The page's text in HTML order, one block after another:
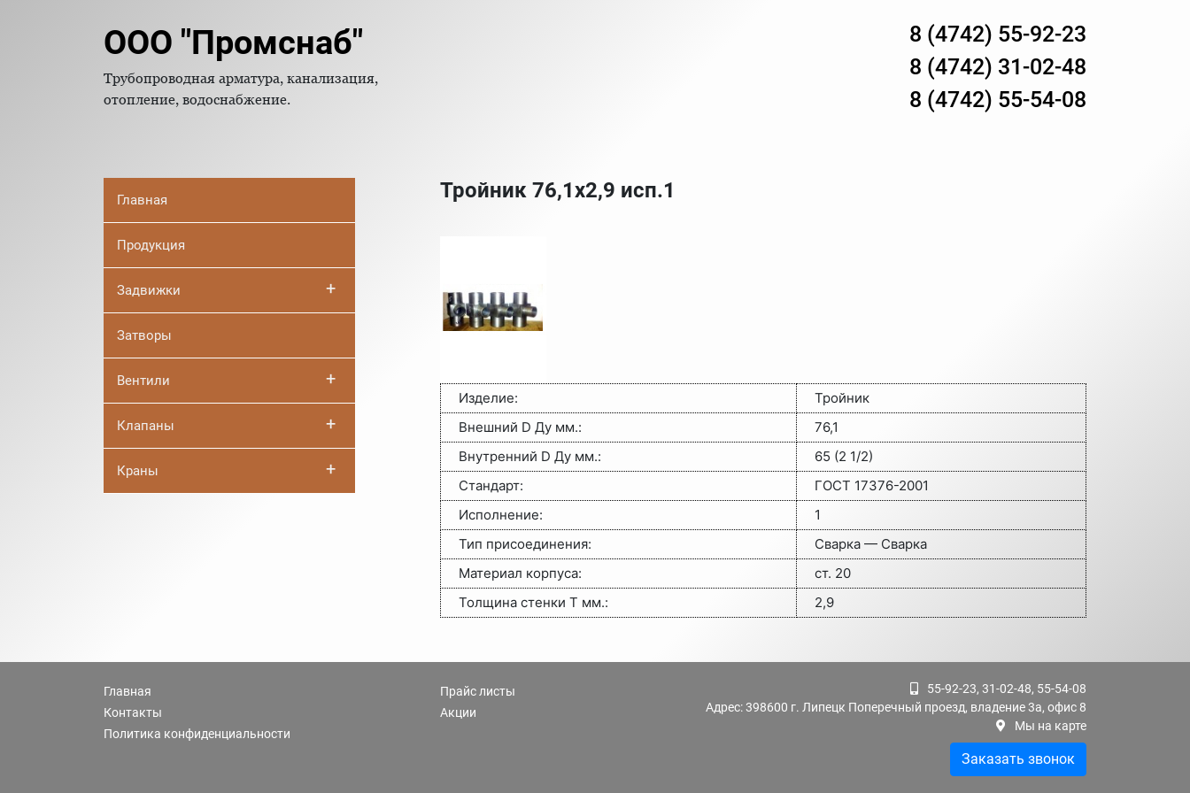
ООО "Промснаб"
Трубопроводная арматура, канализация,
отопление, водоснабжение.
8 (4742) 55-92-23
8 (4742) 31-02-48
8 (4742) 55-54-08
Главная
Продукция
Задвижки +
Затворы
Вентили +
Клапаны +
Краны +
Тройник 76,1х2,9 исп.1
Изделие:
Тройник
Внешний D Ду мм.:
76,1
Внутренний D Ду мм.:
65 (2 1/2)
Стандарт:
ГОСТ 17376-2001
Исполнение:
1
Тип присоединения:
Сварка — Сварка
Материал корпуса:
ст. 20
Толщина стенки Т мм.: 2,9
Главная
Контакты
Политика конфиденциальности
Прайс листы
Акции
55-92-23, 31-02-48, 55-54-08
Адрес: 398600 г. Липецк Поперечный проезд, владение 3а, офис 8
Мы на карте
Заказать звонок